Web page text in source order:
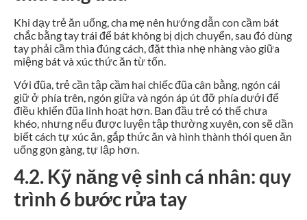
Khi dạy trẻ ăn uống, cha mẹ nên hướng dẫn con cầm bát
chắc bằng tay trái để bát không bị dịch chuyển, sau đó dùng
tay phải cầm thìa đúng cách, đặt thìa nhẹ nhàng vào giữa
miệng bát và xúc thức ăn từ tốn.
Với đũa, trẻ cần tập cầm hai chiếc đũa cân bằng, ngón cái
giữ ở phía trên, ngón giữa và ngón áp út đỡ phía dưới để
điều khiển đũa linh hoạt hơn. Ban đầu trẻ có thể chưa
khéo, nhưng nếu được luyện tập thường xuyên, con sẽ dần
biết cách tự xúc ăn, gắp thức ăn và hình thành thói quen ăn
uống gọn gàng, tự lập hơn.
4.2. Kỹ năng vệ sinh cá nhân: quy
trình 6 bước rửa tay